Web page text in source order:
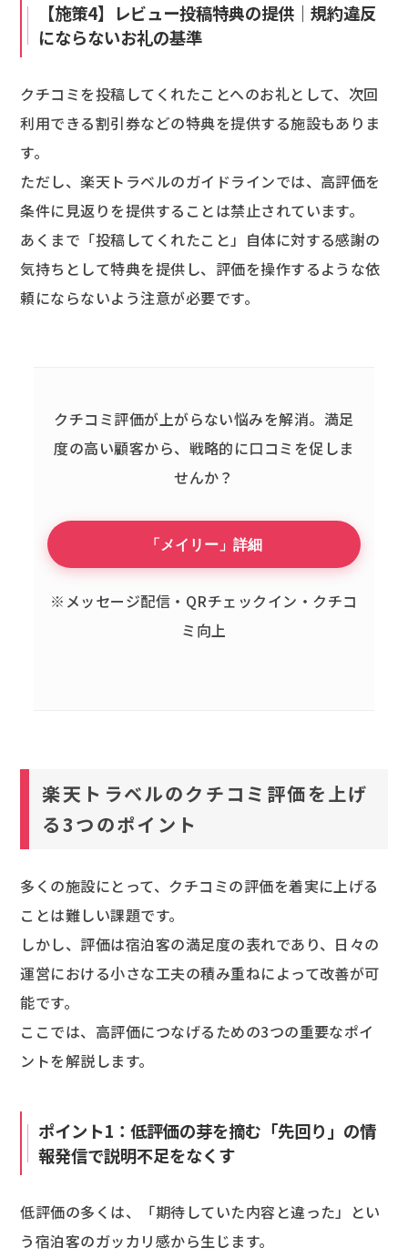
【施策4】レビュー投稿特典の提供｜規約違反
にならないお礼の基準
クチコミを投稿してくれたことへのお礼として、次回
利用できる割引券などの特典を提供する施設もありま
す。
ただし、楽天トラベルのガイドラインでは、高評価を
条件に見返りを提供することは禁止されています。
あくまで「投稿してくれたこと」自体に対する感謝の
気持ちとして特典を提供し、評価を操作するような依
頼にならないよう注意が必要です。
クチコミ評価が上がらない悩みを解消。 満足
度の高い顧客から、戦略的に口コミを促しま
せんか？
「メイリー」詳細
※メッセージ配信・QRチェックイン・クチコ
ミ向上
楽天トラベルのクチコミ評価を上げ
る3つのポイント
多くの施設にとって、クチコミの評価を着実に上げる
ことは難しい課題です。
しかし、評価は宿泊客の満足度の表れであり、日々の
運営における小さな工夫の積み重ねによって改善が可
能です。
ここでは、高評価につなげるための3つの重要なポイ
ントを解説します。
ポイント1：低評価の芽を摘む「先回り」の情
報発信で説明不足をなくす
低評価の多くは、「期待していた内容と違った」とい
う宿泊客のガッカリ感から生じます。